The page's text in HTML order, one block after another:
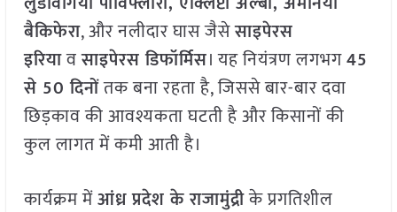
बैकिफेरा, और नलीदार घास जैसेसाइपेरस
इरियावसाइपेरस डिफॉर्मिस। यह नियंत्रण लगभग45
से 50 दिनोंतक बना रहता है, जिससे बार-बार दवा
छिड़काव की आवश्यकता घटती है और किसानों की
कुल लागत में कमी आती है।
कार्यक्रम मेंआंध्र प्रदेश के राजामुंद्रीके प्रगतिशील